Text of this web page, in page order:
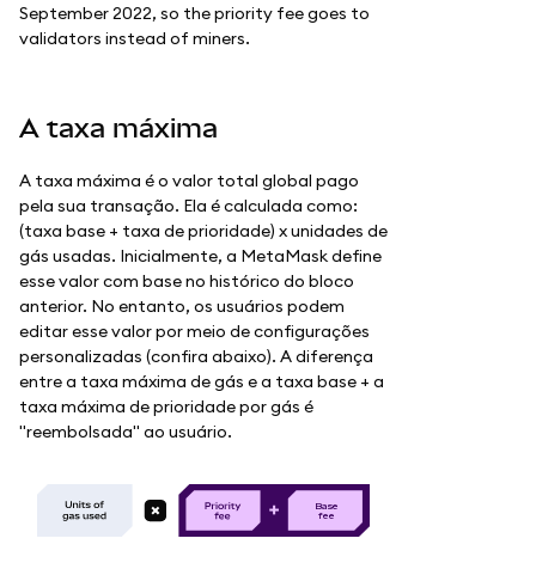
September 2022, so the priority fee goes to
validators instead of miners.
A taxa máxima
A taxa máxima é o valor total global pago
pela sua transação. Ela é calculada como:
(taxa base + taxa de prioridade) x unidades de
gás usadas. Inicialmente, a MetaMask define
esse valor com base no histórico do bloco
anterior. No entanto, os usuários podem
editar esse valor por meio de configurações
personalizadas (confira abaixo). A diferença
entre a taxa máxima de gás e a taxa base + a
taxa máxima de prioridade por gás é
"reembolsada" ao usuário.
Base
fee